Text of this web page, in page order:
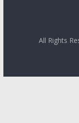
All Rights